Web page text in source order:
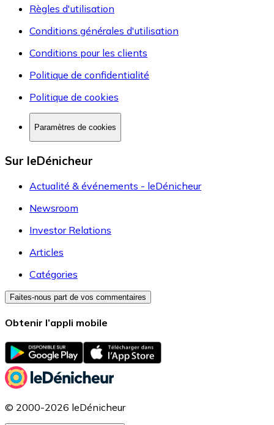
Règles d'utilisation
Conditions générales d'utilisation
Conditions pour les clients
Politique de confidentialité
Politique de cookies
Paramètres de cookies
Sur leDénicheur
Actualité & événements - leDénicheur
Newsroom
Investor Relations
Articles
Catégories
Faites-nous part de vos commentaires
Obtenir l’appli mobile
© 2000-2026 leDénicheur